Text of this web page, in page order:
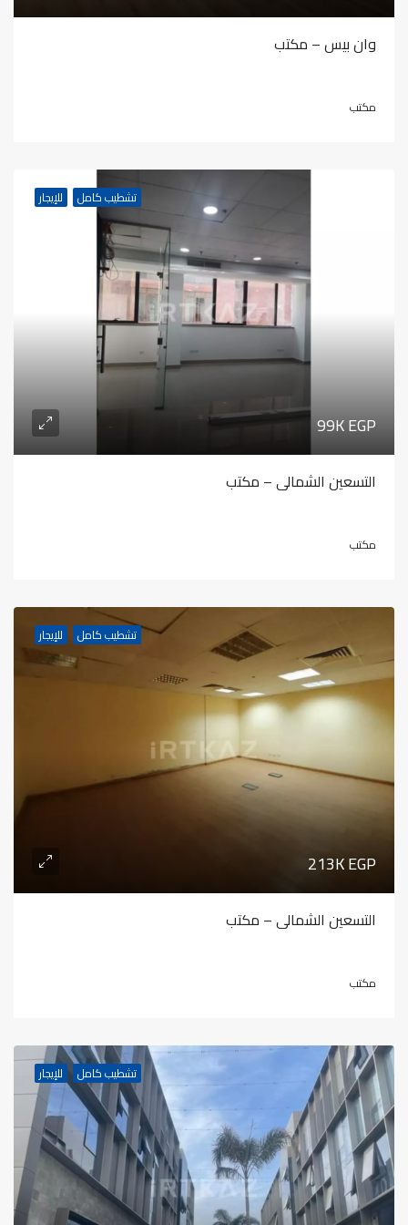
وان بيس – مكتب
مكتب
تشطيب كامل للإيجار
99K EGP
التسعين الشمالى – مكتب
مكتب
تشطيب كامل للإيجار
213K EGP
التسعين الشمالى – مكتب
مكتب
تشطيب كامل للإيجار